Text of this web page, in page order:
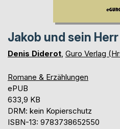
Jakob und sein Herr
Denis Diderot Guro Verlag
Romane & Erzählungen
ePUB
633,9 KB
DRM: kein Kopierschutz
ISBN-13: 9783738652550